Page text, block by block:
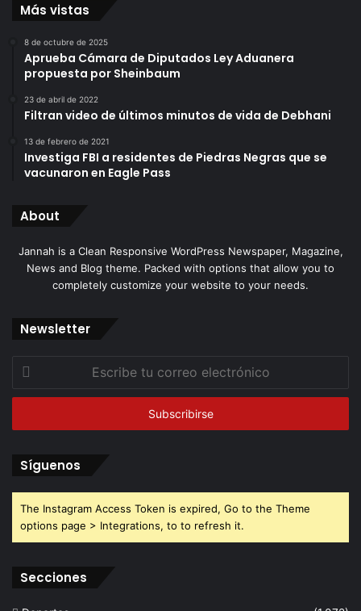
Más vistas
8 de octubre de 2025
Aprueba Cámara de Diputados Ley Aduanera
propuesta por Sheinbaum
23 de abril de 2022
Filtran video de últimos minutos de vida de Debhani
13 de febrero de 2021
Investiga FBI a residentes de Piedras Negras que se
vacunaron en Eagle Pass
About
Jannah is a Clean Responsive WordPress Newspaper, Magazine,
News and Blog theme. Packed with options that allow you to
completely customize your website to your needs.
Newsletter
Escribe
correo
Síguenos
The Instagram Access Token is expired, Go to the Theme
options page > Integrations, to to refresh it.
Secciones